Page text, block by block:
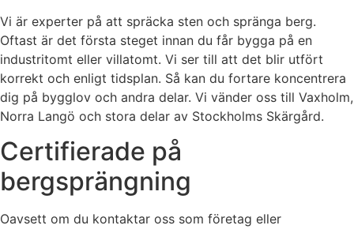
Vi är experter på att spräcka sten och spränga berg.
Oftast är det första steget innan du får bygga på en
industritomt eller villatomt. Vi ser till att det blir utfört
korrekt och enligt tidsplan. Så kan du fortare koncentrera
dig på bygglov och andra delar. Vi vänder oss till Vaxholm,
Norra Langö och stora delar av Stockholms Skärgård.
Certifierade på
bergsprängning
Oavsett om du kontaktar oss som företag eller